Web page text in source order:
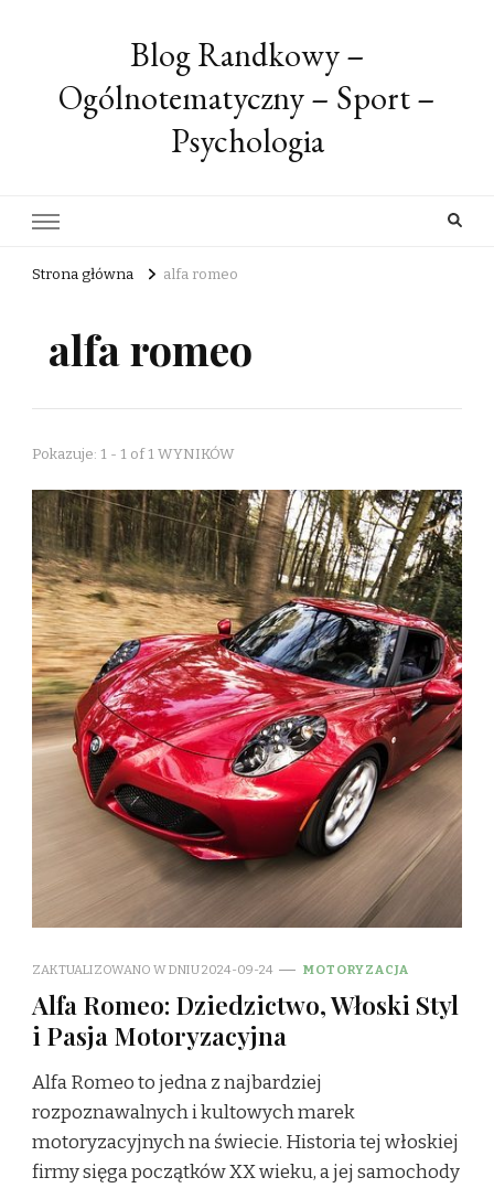
Blog Randkowy –
Ogólnotematyczny – Sport –
Psychologia
Strona główna alfa romeo
alfa romeo
Pokazuje: 1 - 1 of 1 WYNIKÓW
ZAKTUALIZOWANO W DNIU2024-09-24 MOTORYZACJA
Alfa Romeo: Dziedzictwo, Włoski Styl
i Pasja Motoryzacyjna
Alfa Romeo to jedna z najbardziej
rozpoznawalnych i kultowych marek
motoryzacyjnych na świecie. Historia tej włoskiej
firmy sięga początków XX wieku, a jej samochody